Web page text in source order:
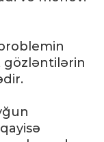
gözləntilərin